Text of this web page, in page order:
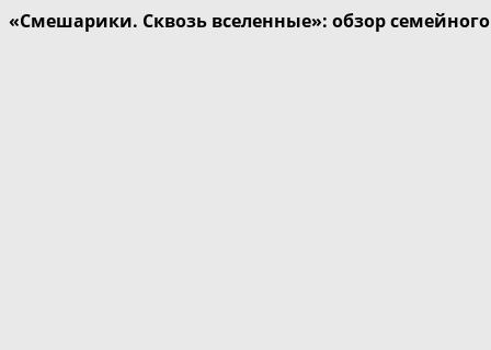
«Смешарики. Сквозь вселенные»: обзор